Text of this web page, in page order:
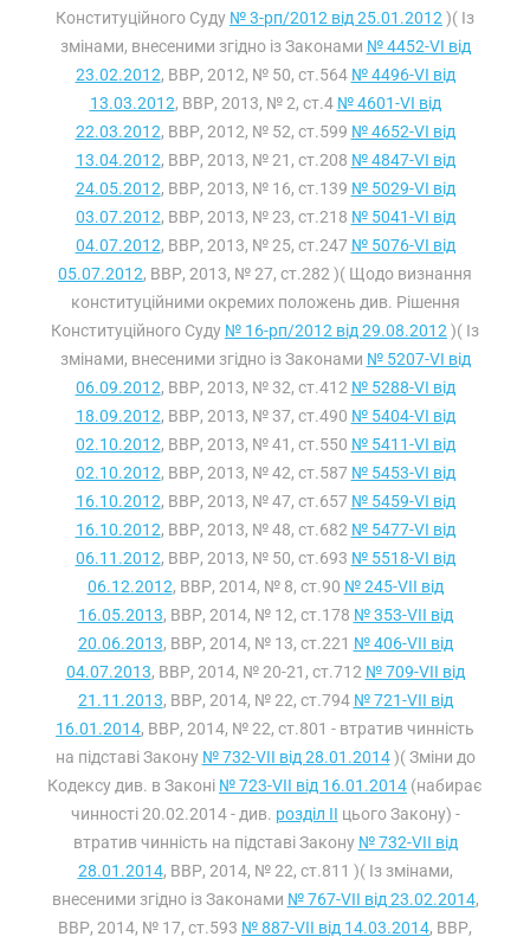
Конституційного Суду № 3-рп/2012 від 25.01.2012 )( Із
змінами, внесеними згідно із Законами № 4452-VI від
23.02.2012, ВВР, 2012, № 50, ст.564 № 4496-VI від
13.03.2012, ВВР, 2013, № 2, ст.4 № 4601-VI від
22.03.2012, ВВР, 2012, № 52, ст.599 № 4652-VI від
13.04.2012, ВВР, 2013, № 21, ст.208 № 4847-VI від
24.05.2012, ВВР, 2013, № 16, ст.139 № 5029-VI від
03.07.2012, ВВР, 2013, № 23, ст.218 № 5041-VI від
04.07.2012, ВВР, 2013, № 25, ст.247 № 5076-VI від
05.07.2012, ВВР, 2013, № 27, ст.282 )( Щодо визнання
конституційними окремих положень див. Рішення
Конституційного Суду № 16-рп/2012 від 29.08.2012 )( Із
змінами, внесеними згідно із Законами № 5207-VI від
06.09.2012, ВВР, 2013, № 32, ст.412 № 5288-VI від
18.09.2012, ВВР, 2013, № 37, ст.490 № 5404-VI від
02.10.2012, ВВР, 2013, № 41, ст.550 № 5411-VI від
02.10.2012, ВВР, 2013, № 42, ст.587 № 5453-VI від
16.10.2012, ВВР, 2013, № 47, ст.657 № 5459-VI від
16.10.2012, ВВР, 2013, № 48, ст.682 № 5477-VI від
06.11.2012, ВВР, 2013, № 50, ст.693 № 5518-VI від
06.12.2012, ВВР, 2014, № 8, ст.90 № 245-VII від
16.05.2013, ВВР, 2014, № 12, ст.178 № 353-VII від
20.06.2013, ВВР, 2014, № 13, ст.221 № 406-VII від
04.07.2013, ВВР, 2014, № 20-21, ст.712 № 709-VII від
21.11.2013, ВВР, 2014, № 22, ст.794 № 721-VII від
16.01.2014, ВВР, 2014, № 22, ст.801 - втратив чинність
на підставі Закону № 732-VII від 28.01.2014)( Зміни до
Кодексу див. в Законі № 723-VII від 16.01.2014 (набирає
чинності 20.02.2014 - див. розділ II цього Закону) -
втратив чинність на підставі Закону № 732-VII від
28.01.2014, ВВР, 2014, № 22, ст.811 )( Із змінами,
внесеними згідно із Законами № 767-VII від 23.02.2014,
ВВР, 2014, № 17, ст.593 № 887-VII від 14.03.2014, ВВР,